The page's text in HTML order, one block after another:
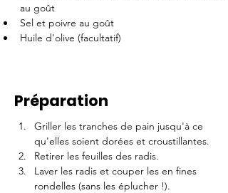
au goût
Sel et poivre au goût
Huile d'olive (facultatif)
Préparation
Griller les tranches de pain jusqu'à ce
qu'elles soient dorées et croustillantes.
Retirer les feuilles des radis.
Laver les radis et couper les en fines
rondelles (sans les éplucher !).